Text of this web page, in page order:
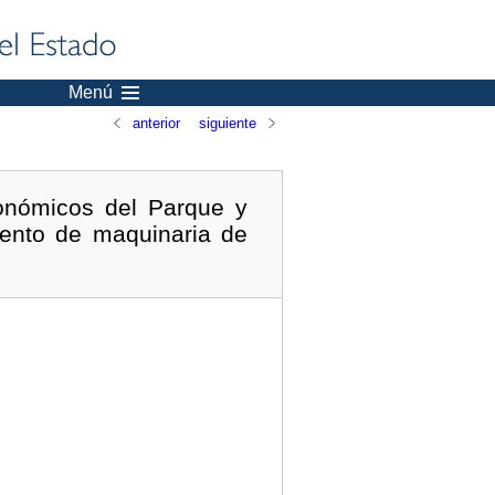
Menú
anterior siguiente
del Parque y
de maquinaria de